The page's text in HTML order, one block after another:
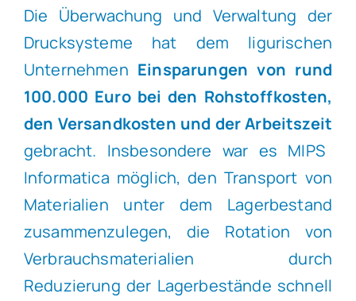
Die Überwachung und Verwaltung der
Drucksysteme hat dem ligurischen
Unternehmen Einsparungen von rund
100.000 Euro bei den Rohstoffkosten,
den Versandkosten und der Arbeitszeit
gebracht. Insbesondere war es MIPS
Informatica möglich, den Transport von
Materialien unter dem Lagerbestand
zusammenzulegen, die Rotation von
Verbrauchsmaterialien durch
Reduzierung der Lagerbestände schnell